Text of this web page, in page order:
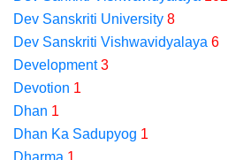
Dev Sanskriti University 8
Dev Sanskriti Vishwavidyalaya 6
Development 3
Devotion 1
Dhan 1
Dhan Ka Sadupyog 1
Dharma 1